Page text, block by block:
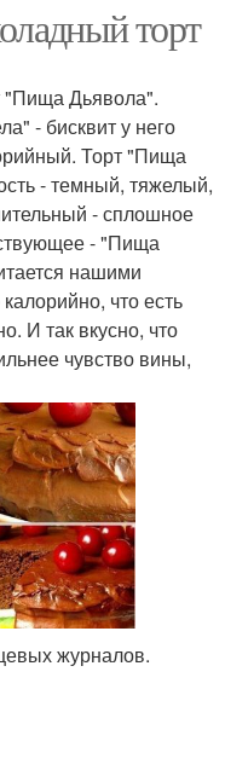
торт
Дьявола".
- бисквит у него
Торт "Пища
- темный, тяжелый,
- сплошное
- "Пища
нашими
что есть
И так вкусно, что
чувство вины,
журналов.